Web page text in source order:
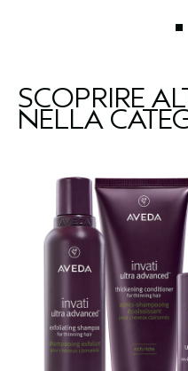
SCOPRIRE
NELLA